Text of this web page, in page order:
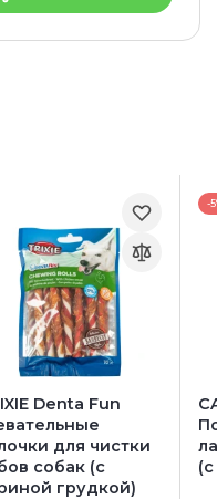
Denta Fun
для чистки
собак (с
грудкой)
-